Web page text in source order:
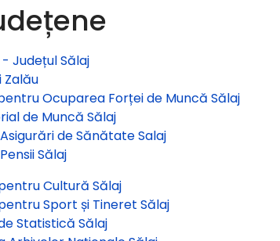
Județul Sălaj
Zalău
Ocuparea Forței de Muncă Sălaj
de Muncă Sălaj
de Sănătate Salaj
Sălaj
Cultură Sălaj
Sport și Tineret Sălaj
Statistică Sălaj